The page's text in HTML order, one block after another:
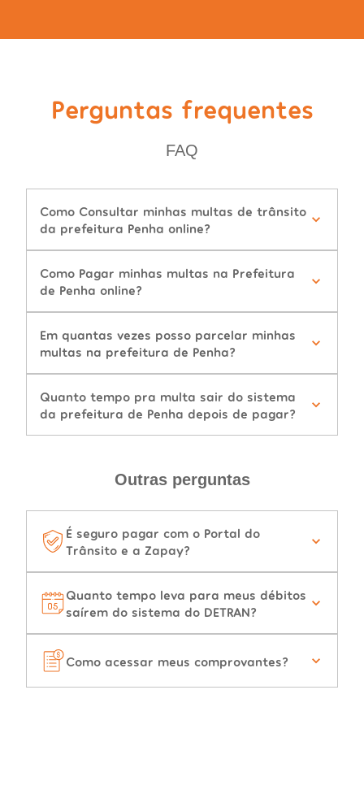
Perguntas frequentes
FAQ
Como Consultar minhas multas de trânsito
da prefeitura Penha online?
Como Pagar minhas multas na Prefeitura
de Penha online?
Em quantas vezes posso parcelar minhas
multas na prefeitura de Penha?
Quanto tempo pra multa sair do sistema
da prefeitura de Penha depois de pagar?
Outras perguntas
É seguro pagar com o Portal do
Trânsito e a Zapay?
Quanto tempo leva para meus débitos
saírem do sistema do DETRAN?
Como acessar meus comprovantes?